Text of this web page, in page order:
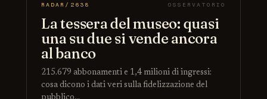
RADAR/2638 OSSERVATORIO
La tessera del museo: quasi
una su due si vende ancora
al banco
215.679 abbonamenti e 1,4 milioni di ingressi:
cosa dicono i dati veri sulla fidelizzazione del